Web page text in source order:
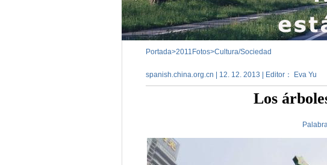
Portada>2011Fotos>Cultura/Sociedad
spanish.china.org.cn | 12. 12. 2013 | Editor： Eva Yu
Los